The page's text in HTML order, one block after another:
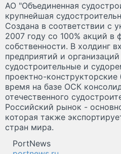
АО "Объединенная
крупнейшая
Создана в соответствии с
2007 году со 100% акций в
собственности. В холдинг
предприятий и
судостроительные и
проектно-
время на базе ОСК
отечественного
Российский рынок -
которая также
стран мира.
PortNews